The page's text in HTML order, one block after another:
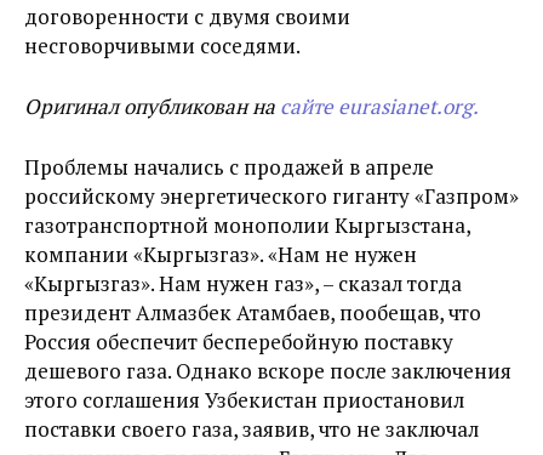
договоренности с двумя своими
несговорчивыми соседями.
Оригинал опубликован на сайте eurasianet.org.
Проблемы начались с продажей в апреле
российскому энергетического гиганту «Газпром»
газотранспортной монополии Кыргызстана,
компании «Кыргызгаз». «Нам не нужен
«Кыргызгаз». Нам нужен газ», – сказал тогда
президент Алмазбек Атамбаев, пообещав, что
Россия обеспечит бесперебойную поставку
дешевого газа. Однако вскоре после заключения
этого соглашения Узбекистан приостановил
поставки своего газа, заявив, что не заключал